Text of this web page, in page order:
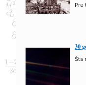
Pre
30
Šta